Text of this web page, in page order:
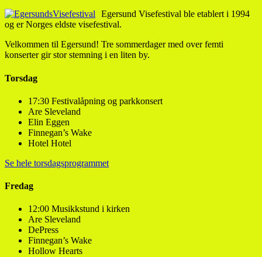
Egersund Visefestival ble etablert i 1994
og er Norges eldste visefestival.
Velkommen til Egersund! Tre sommerdager med over femti
konserter gir stor stemning i en liten by.
Torsdag
17:30 Festivalåpning og parkkonsert
Are Sleveland
Elin Eggen
Finnegan’s Wake
Hotel Hotel
Se hele torsdagsprogrammet
Fredag
12:00 Musikkstund i kirken
Are Sleveland
DePress
Finnegan’s Wake
Hollow Hearts